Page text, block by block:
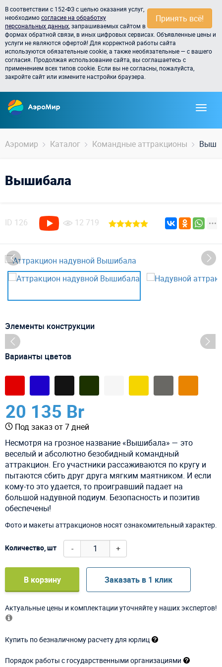
Принять всё!
В соответствии с 152-ФЗ с целью оказания услуг,
необходимосогласие на обработку
персональных данных , запрашиваемых сайтом в
формах обратной связи, в иных цифровых сервисах. Объявленные цены и
услуги не являются офертой! Для корректной работы сайта
используются обязательные cookie, а также необязательные — с вашего
согласия. Продолжая использование сайта, вы соглашаетесь с
применением всех типов cookie. Если вы не согласны, пожалуйста,
закройте сайт или измените настройки браузера.
Аэромир Каталог Командные аттракционы
Вышибала
ID 126 12 719
Элементы конструкции
Варианты цветов
20 135 Br
Под заказ от 7 дней
Несмотря на грозное название «Вышибала» — это
веселый и абсолютно безобидный командный
аттракцион. Его участники рассаживаются по кругу и
пытаются сбить друг друга мягким маятником. И если
кому-то это удается, то проигравший падает на
большой надувной подиум. Безопасность и позитив
обеспечены!
Фото и макеты аттракционов носят ознакомительный характер.
Количество, шт - +
В корзину Заказать в 1 клик
Актуальные цены и комплектации уточняйте у наших экспертов!
Купить по безналичному расчету для юрлиц
Порядок работы с государственными организациями